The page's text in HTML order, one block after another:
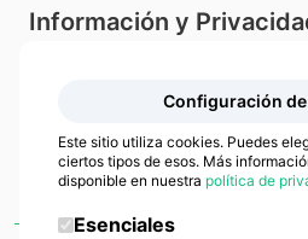
Configuración
Este sitio utiliza cookies. Puedes
ciertos tipos de esos. Más
disponible en nuestra política de
Esenciales
Información y